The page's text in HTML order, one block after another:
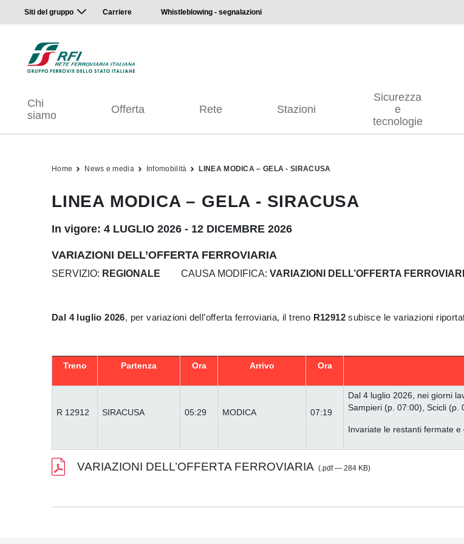
Siti del gruppo Carriere Whistleblowing - segnalazioni
Chi
siamo
Offerta Rete Stazioni
Sicurezza
e
tecnologie
Home News e media Infomobilità LINEA MODICA – GELA - SIRACUSA
LINEA MODICA – GELA - SIRACUSA
In vigore: 4 LUGLIO 2026 - 12 DICEMBRE 2026
VARIAZIONI DELL’OFFERTA FERROVIARIA
SERVIZIO: REGIONALE CAUSA MODIFICA: VARIAZIONI DELL’OFFERTA
Dal 4 luglio 2026, per variazioni dell’offerta ferroviaria, il treno R12912 subisce le variazioni
Treno Partenza Ora Arrivo Ora
R 12912 SIRACUSA 05:29 MODICA 07:19
Dal 4 luglio 2026, nei giorni
Sampieri (p. 07:00), Scicli (p.
Invariate le restanti fermate e
VARIAZIONI DELL’OFFERTA FERROVIARIA (.pdf — 284 KB)